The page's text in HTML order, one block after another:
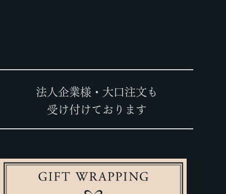
法人企業様・大口注文も
受け付けております